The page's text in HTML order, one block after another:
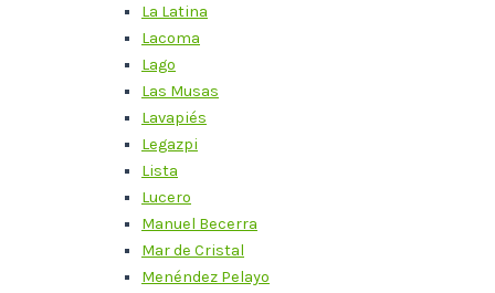
La Latina
Lacoma
Lago
Las Musas
Lavapiés
Legazpi
Lista
Lucero
Manuel Becerra
Mar de Cristal
Menéndez Pelayo